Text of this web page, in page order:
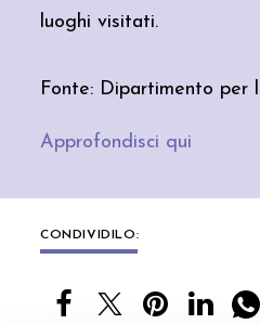
luoghi visitati.
Fonte: Dipartimento per
Approfondisci qui
CONDIVIDILO:
Sole 24
perché è stato
martedì 24 febbraio
antonionaddeo.blog
Sole 24
scuole alle università: